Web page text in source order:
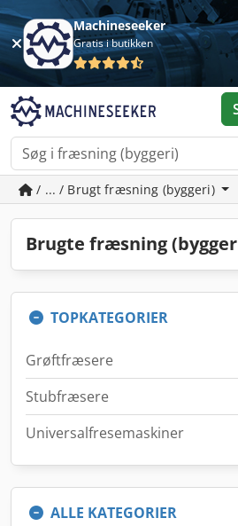
Machineseeker
Gratis i butikken
/ ... / Brugt fræsning (byggeri)
Brugte fræsning
TOPKATEGORIER
Grøftfræsere
Stubfræsere
Universalfresemaskiner
ALLE KATEGORIER